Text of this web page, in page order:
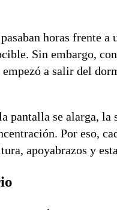
horas frente a
Sin embargo,
a salir del
pantalla se alarga, la
Por eso,
apoyabrazos y